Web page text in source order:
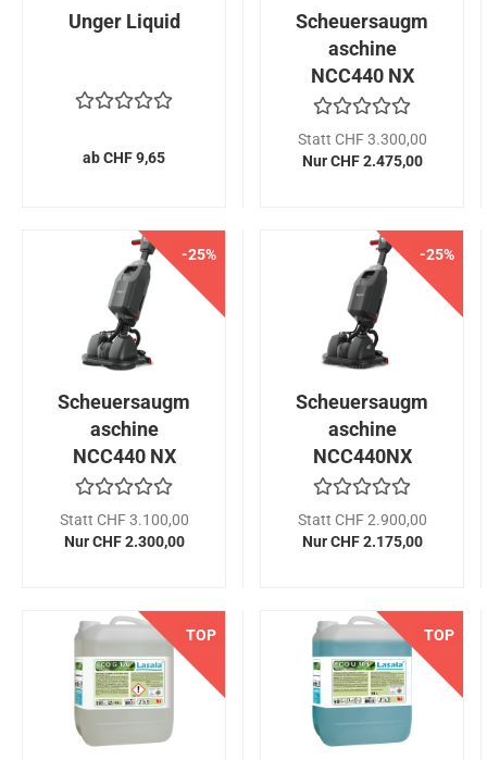
Unger Liquid
ab CHF 9,65
Scheuersaugm
aschine
NCC440 NX
Drive
Statt CHF 3.300,00
Nur CHF 2.475,00
NEU
-25%
Scheuersaugm
aschine
NCC440 NX
Flex
Statt CHF 3.100,00
Nur CHF 2.300,00
NEU
-25%
Scheuersaugm
aschine
NCC440NX
Statt CHF 2.900,00
Nur CHF 2.175,00
NEU
TOP NEU
TOP